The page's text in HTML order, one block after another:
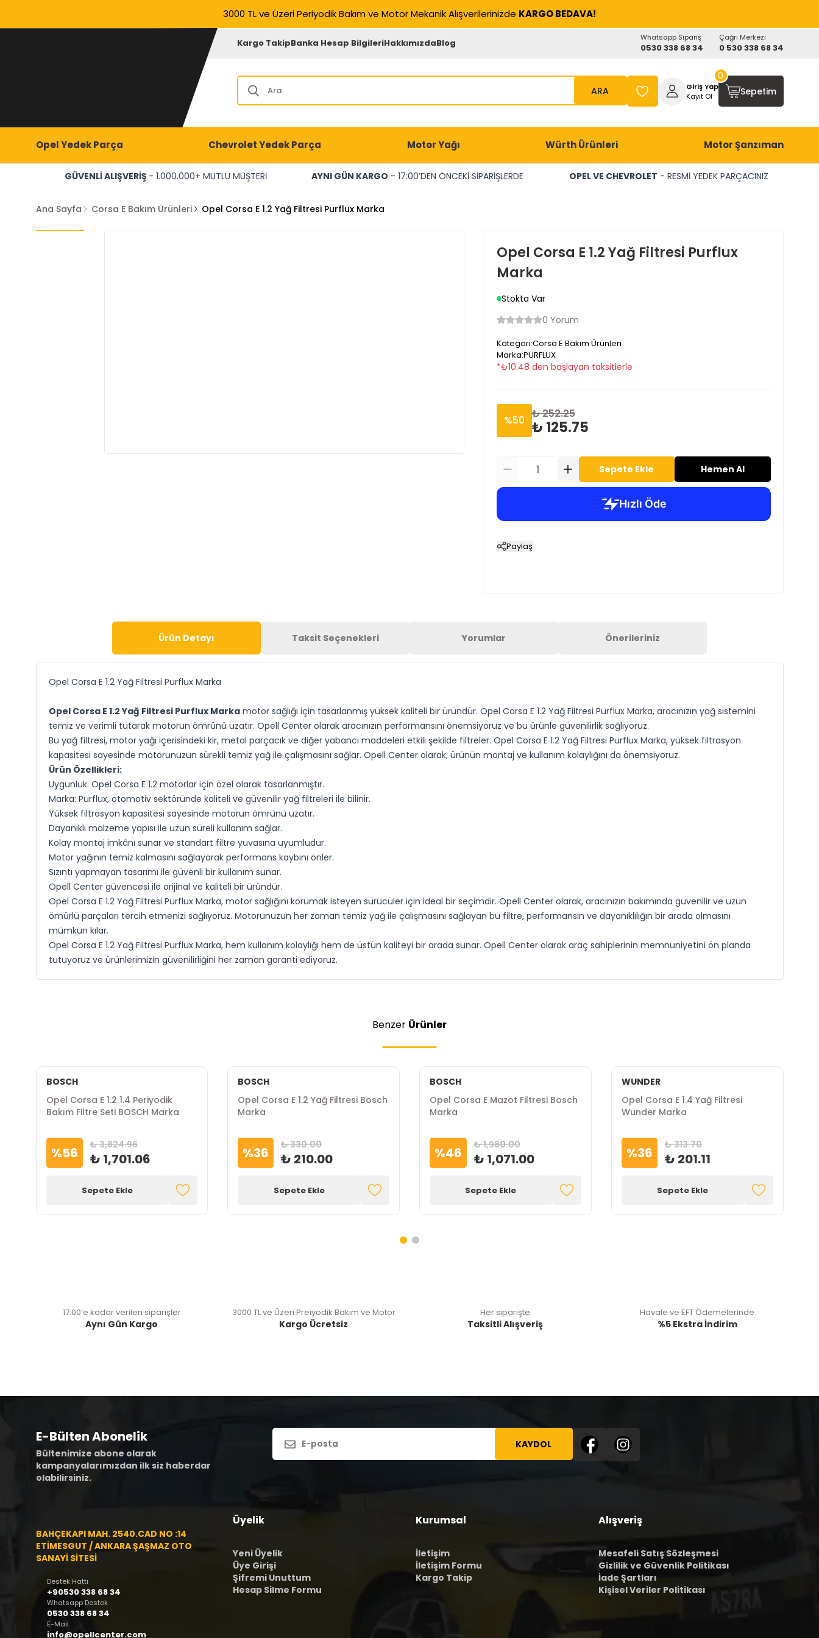
3000 TL ve Üzeri Periyodik Bakım ve Motor Mekanik Alışverilerinizde KARGO BEDAVA!
Kargo TakipBanka Hesap BilgileriHakkımızdaBlog Whatsapp Sipariş
0530 338 68 34
Çağrı Merkezi
0 530 338 68 34
ARA
Giriş Yap
Kayıt Ol
Sepetim
0
Opel Yedek Parça Chevrolet Yedek Parça Motor Yağı Würth Ürünleri Motor Şanzıman
GÜVENLİ ALIŞVERİŞ - 1.000.000+ MUTLU MÜŞTERİ AYNI GÜN KARGO - 17:00’DEN ÖNCEKİ SİPARİŞLERDE OPEL VE CHEVROLET - RESMİ YEDEK PARÇACINIZ
Ana Sayfa Corsa E Bakım Ürünleri Opel Corsa E 1.2 Yağ Filtresi Purflux Marka
Opel Corsa E 1.2 Yağ Filtresi Purflux
Marka
Stokta Var
0 Yorum
Kategori:Corsa E Bakım Ürünleri
Marka:PURFLUX
*₺10.48 den başlayan taksitlerle
%50 ₺ 252.25
₺ 125.75
Sepete Ekle Hemen Al
Paylaş
Ürün Detayı Taksit Seçenekleri Yorumlar Önerileriniz
Opel Corsa E 1.2 Yağ Filtresi Purflux Marka
Opel Corsa E 1.2 Yağ Filtresi Purflux Markamotor sağlığı için tasarlanmış yüksek kaliteli bir üründür. Opel Corsa E 1.2 Yağ Filtresi Purflux Marka, aracınızın yağ sistemini
temiz ve verimli tutarak motorun ömrünü uzatır. Opell Center olarak aracınızın performansını önemsiyoruz ve bu ürünle güvenilirlik sağlıyoruz.
Bu yağ filtresi, motor yağı içerisindeki kir, metal parçacık ve diğer yabancı maddeleri etkili şekilde filtreler. Opel Corsa E 1.2 Yağ Filtresi Purflux Marka, yüksek filtrasyon
kapasitesi sayesinde motorunuzun sürekli temiz yağ ile çalışmasını sağlar. Opell Center olarak, ürünün montaj ve kullanım kolaylığını da önemsiyoruz.
Ürün Özellikleri:
Uygunluk: Opel Corsa E 1.2 motorlar için özel olarak tasarlanmıştır.
Marka: Purflux, otomotiv sektöründe kaliteli ve güvenilir yağ filtreleri ile bilinir.
Yüksek filtrasyon kapasitesi sayesinde motorun ömrünü uzatır.
Dayanıklı malzeme yapısı ile uzun süreli kullanım sağlar.
Kolay montaj imkânı sunar ve standart filtre yuvasına uyumludur.
Motor yağının temiz kalmasını sağlayarak performans kaybını önler.
Sızıntı yapmayan tasarımı ile güvenli bir kullanım sunar.
Opell Center güvencesi ile orijinal ve kaliteli bir üründür.
Opel Corsa E 1.2 Yağ Filtresi Purflux Marka, motor sağlığını korumak isteyen sürücüler için ideal bir seçimdir. Opell Center olarak, aracınızın bakımında güvenilir ve uzun
ömürlü parçaları tercih etmenizi sağlıyoruz. Motorunuzun her zaman temiz yağ ile çalışmasını sağlayan bu filtre, performansın ve dayanıklılığın bir arada olmasını
mümkün kılar.
Opel Corsa E 1.2 Yağ Filtresi Purflux Marka, hem kullanım kolaylığı hem de üstün kaliteyi bir arada sunar. Opell Center olarak araç sahiplerinin memnuniyetini ön planda
tutuyoruz ve ürünlerimizin güvenilirliğini her zaman garanti ediyoruz.
Benzer Ürünler
BOSCH
Opel Corsa E 1.2 1.4 Periyodik
Bakım Filtre Seti BOSCH Marka
%56 ₺ 3,824.96
₺ 1,701.06
Sepete Ekle
BOSCH
Opel Corsa E 1.2 Yağ Filtresi Bosch
Marka
%36 ₺ 330.00
₺ 210.00
Sepete Ekle
BOSCH
Opel Corsa E Mazot Filtresi Bosch
Marka
%46 ₺ 1,980.00
₺ 1,071.00
Sepete Ekle
WUNDER
Opel Corsa E 1.4 Yağ Filtresi
Wunder Marka
%36 ₺ 313.70
₺ 201.11
Sepete Ekle
17:00’e kadar verilen siparişler
Aynı Gün Kargo
3000 TL ve Üzeri Preiyodik Bakım ve Motor
Kargo Ücretsiz
Her siparişte
Taksitli Alışveriş
Havale ve EFT Ödemelerinde
%5 Ekstra İndirim
E-Bülten Abonelik
Bültenimize abone olarak
kampanyalarımızdan ilk siz haberdar
olabilirsiniz.
KAYDOL
BAHÇEKAPI MAH. 2540.CAD NO :14
ETİMESGUT / ANKARA ŞAŞMAZ OTO
SANAYİ SİTESİ
Destek Hattı
+90530 338 68 34
Whatsapp Destek
0530 338 68 34
E-Mail
info@opellcenter.com
Üyelik
Yeni Üyelik
Üye Girişi
Şifremi Unuttum
Hesap Silme Formu
Kurumsal
İletişim
İletişim Formu
Kargo Takip
Alışveriş
Mesafeli Satış Sözleşmesi
Gizlilik ve Güvenlik Politikası
İade Şartları
Kişisel Veriler Politikası